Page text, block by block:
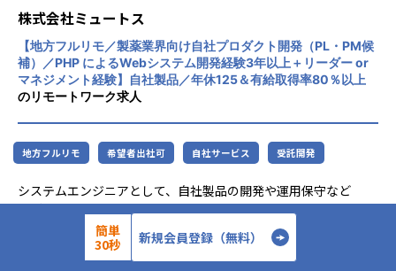
■フォロー体制・働き方
・アサイン前に、やりたいこと・やりたくないことを面談で
確認
・配属後は月1回の面談に加え、チャットでの相談が可能
・一人での参画の場合も、社内のメンターがフォロー
・平均残業時間：月10.5時間（全社平均）
■社員の声
＜入社1年目 エンジニア＞
前職では給与が低く、安定した生活をしたいと思い転職しま
＜主な開発案件事例＞
使用スキル：DjangoFW・Python
担当工程：調査・要件定義・基本設計・詳細設計・構築・製
造・テスト・リリース
担当者：30代後半・男性・入社4年目
-- 大手生命保険会社 資産運用システム --
使用スキル：Java
担当工程：基本設計・詳細設計・製造・テスト・リリース
担当者：30代前半・女性・入社2年目
-- 大手コンサル会社 社内システム運用 --
使用スキル：VBA・Windows
大規模案件の実績があります。近年は生成AI
関連プロジェクトにも注力しています。
リモートワーク率90％、有給取得率80％以
上、育休取得率100％と、働きやすい環境づ
くりにも力を入れています。住宅手当や資格
取得支援、技術書購入補助など福利厚生も充
実しています。
起される共創カンパニー」を目指し、技術力
とコミュニケーション力を兼ね備えたプロフ
ェッショナル人材の育成を推進している企業
です。
株式会社ミュートス
【地方フルリモ／製薬業界向け自社プロダクト開発（PL・PM候
補）／PHP によるWebシステム開発経験3年以上＋リーダー or
マネジメント経験】自社製品／年休125＆有給取得率80％以上
のリモートワーク求人
地方フルリモ 希望者出社可 自社サービス 受託開発
システムエンジニアとして、自社製品の開発や運用保守など
をご担当いただきます。
経験や適性に応じて、PLやPMなどもお任せいたします。
配属先については、経験や希望を考慮し、下記部門へ配属い
簡単
30秒
新規会員登録（無料）